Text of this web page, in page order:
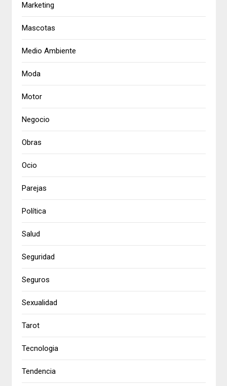
Marketing
Mascotas
Medio Ambiente
Moda
Motor
Negocio
Obras
Ocio
Parejas
Política
Salud
Seguridad
Seguros
Sexualidad
Tarot
Tecnologia
Tendencia